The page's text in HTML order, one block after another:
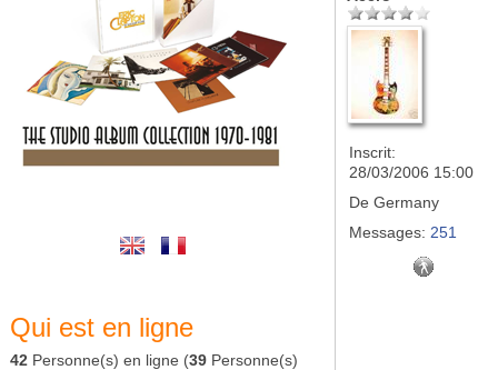
Qui est en ligne
42 Personne(s) en ligne (39 Personne(s)
Inscrit:
28/03/2006 15:00
De Germany
Messages: 251